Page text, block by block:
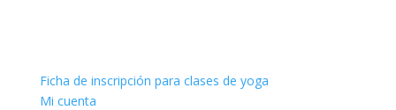
Ficha de inscripción para clases de yoga
Mi cuenta